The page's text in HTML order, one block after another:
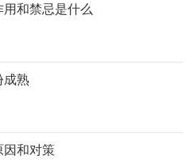
和禁忌是什么
成熟
因和对策